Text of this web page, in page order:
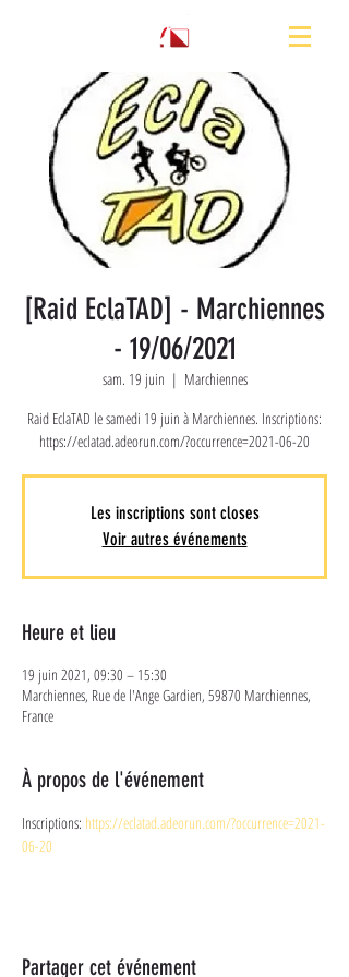
[Raid EclaTAD] - Marchiennes
- 19/06/2021
sam. 19 juin
  |
Marchiennes
Raid EclaTAD le samedi 19 juin à Marchiennes. Inscriptions:
https://eclatad.adeorun.com/?occurrence=2021-06-20
Les inscriptions sont closes
Voir autres événements
Heure et lieu
19 juin 2021, 09:30 – 15:30
Marchiennes, Rue de l'Ange Gardien, 59870 Marchiennes,
France
À propos de l'événement
Inscriptions: https://eclatad.adeorun.com/?occurrence=2021-
06-20
Partager cet événement